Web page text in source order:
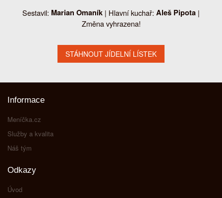
Sestavil: Marian Omaník | Hlavní kuchař: Aleš Pipota |
Změna vyhrazena!
Informace
Meníčka.cz
Služby a kvalita
Náš tým
Odkazy
Úvod